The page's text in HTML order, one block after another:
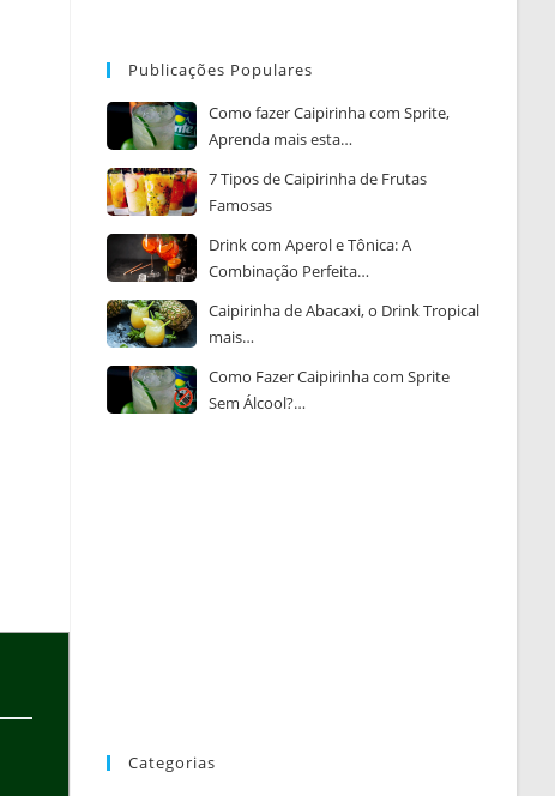
Publicações Populares
Como fazer Caipirinha com Sprite,
Aprenda mais esta…
7 Tipos de Caipirinha de Frutas
Famosas
Drink com Aperol e Tônica: A
Combinação Perfeita…
Caipirinha de Abacaxi, o Drink Tropical
mais…
Como Fazer Caipirinha com Sprite
Sem Álcool?…
Categorias